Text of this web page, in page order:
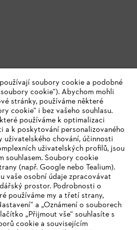
soubory cookie a podobné
cookie“). Abychom mohli
stránky, používáme některé
cookie“ i bez vašeho souhlasu.
používáme k optimalizaci
a k poskytování personalizovaného
uživatelského chování, účinnosti
uživatelských profilů, jsou
souhlasem. Soubory cookie
(např. Google nebo Tealium).
vaše osobní údaje zpracovávat
prostor. Podrobnosti o
používáme my a třetí strany,
a „Oznámení o souborech
„Přijmout vše“ souhlasíte s
cookie a souvisejícím